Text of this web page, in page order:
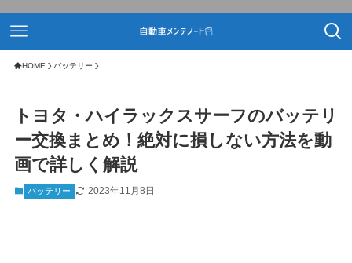
HOME バッテリー
トヨタ・ハイラックスサーフのバッテリ
ー交換まとめ！絶対に損しない方法を動
画で詳しく解説
バッテリー 2023年11月8日